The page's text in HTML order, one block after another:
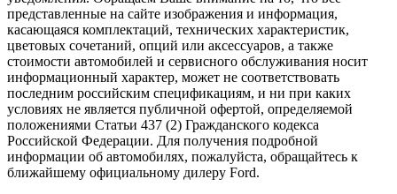
представленные на сайте изображения и информация,
касающаяся комплектаций, технических характеристик,
цветовых сочетаний, опций или аксессуаров, а также
стоимости автомобилей и сервисного обслуживания носит
информационный характер, может не соответствовать
последним российским спецификациям, и ни при каких
условиях не является публичной офертой, определяемой
положениями Статьи 437 (2) Гражданского кодекса
Российской Федерации. Для получения подробной
информации об автомобилях, пожалуйста, обращайтесь к
ближайшему официальному дилеру Ford.